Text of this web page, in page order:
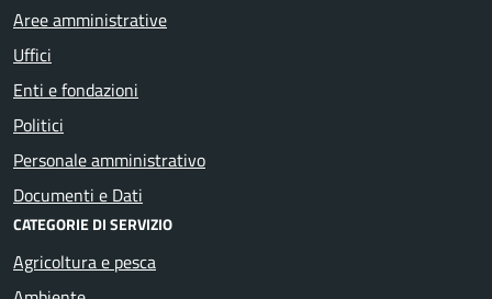
Aree amministrative
Uffici
Enti e fondazioni
Politici
Personale amministrativo
Documenti e Dati
CATEGORIE DI SERVIZIO
Agricoltura e pesca